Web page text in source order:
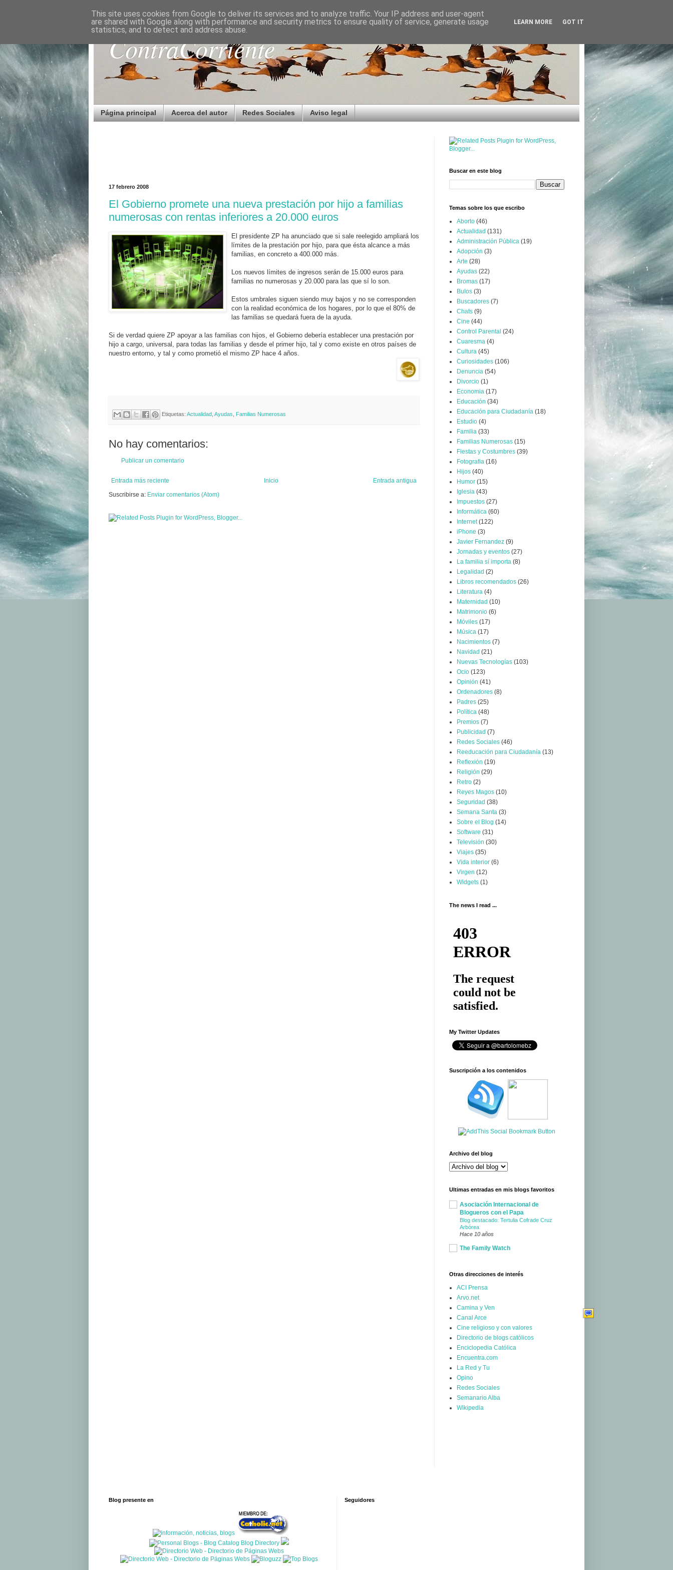
ContraCorriente
Página principal Acerca del autor Redes Sociales Aviso legal
17 febrero 2008
El Gobierno promete una nueva prestación por hijo a familias
numerosas con rentas inferiores a 20.000 euros
El presidente ZP ha anunciado que si sale reelegido ampliará los
límites de la prestación por hijo, para que ésta alcance a más
familias, en concreto a 400.000 más.
Los nuevos límites de ingresos serán de 15.000 euros para
familias no numerosas y 20.000 para las que sí lo son.
Estos umbrales siguen siendo muy bajos y no se corresponden
con la realidad económica de los hogares, por lo que el 80% de
las familias se quedará fuera de la ayuda.
Si de verdad quiere ZP apoyar a las familias con hijos, el Gobierno debería establecer una prestación por
hijo a cargo, universal, para todas las familias y desde el primer hijo, tal y como existe en otros países de
nuestro entorno, y tal y como prometió el mismo ZP hace 4 años.
Etiquetas: Actualidad Ayudas Familias Numerosas
No hay comentarios:
Publicar un comentario
Entrada más reciente Entrada antigua
Inicio
Suscribirse a: Enviar comentarios (Atom)
Buscar en este blog
Temas sobre los que escribo
Aborto (46)
Actualidad (131)
Administración Pública (19)
Adopción (3)
Arte (28)
Ayudas (22)
Bromas (17)
Bulos (3)
Buscadores (7)
Chats (9)
Cine (44)
Control Parental (24)
Cuaresma (4)
Cultura (45)
Curiosidades (106)
Denuncia (54)
Divorcio (1)
Economia (17)
Educación (34)
Educación para Ciudadanía (18)
Estudio (4)
Familia (33)
Familias Numerosas (15)
Fiestas y Costumbres (39)
Fotografia (16)
Hijos (40)
Humor (15)
Iglesia (43)
Impuestos (27)
Informática (60)
Internet (122)
iPhone (3)
Javier Fernandez (9)
Jornadas y eventos (27)
La familia sí importa (8)
Legalidad (2)
Libros recomendados (26)
Literatura (4)
Maternidad (10)
Matrimonio (6)
Móviles (17)
Música (17)
Nacimientos (7)
Navidad (21)
Nuevas Tecnologías (103)
Ocio (123)
Opinión (41)
Ordenadores (8)
Padres (25)
Política (48)
Premios (7)
Publicidad (7)
Redes Sociales (46)
Reeducación para Ciudadanía (13)
Reflexión (19)
Religión (29)
Retro (2)
Reyes Magos (10)
Seguridad (38)
Semana Santa (3)
Sobre el Blog (14)
Software (31)
Televisión (30)
Viajes (35)
Vida interior (6)
Virgen (12)
Widgets (1)
The news I read ...
My Twitter Updates
Suscripción a los contenidos
Archivo del blog
Ultimas entradas en mis blogs favoritos
Asociación Internacional de
Blogueros con el Papa
Blog destacado: Tertulia Cofrade Cruz
Arbórea
Hace 10 años
The Family Watch
Otras direcciones de interés
ACI Prensa
Arvo.net
Camina y Ven
Canal Arce
Cine religioso y con valores
Directorio de blogs católicos
Enciclopedia Católica
Encuentra.com
La Red y Tu
Opino
Redes Sociales
Semanario Alba
Wikipedia
Blog presente en Seguidores
This site uses cookies from Google to deliver its services and to analyze traffic. Your IP address and user-agent
are shared with Google along with performance and security metrics to ensure quality of service, generate usage
statistics, and to detect and address abuse.
LEARN MORE GOT IT